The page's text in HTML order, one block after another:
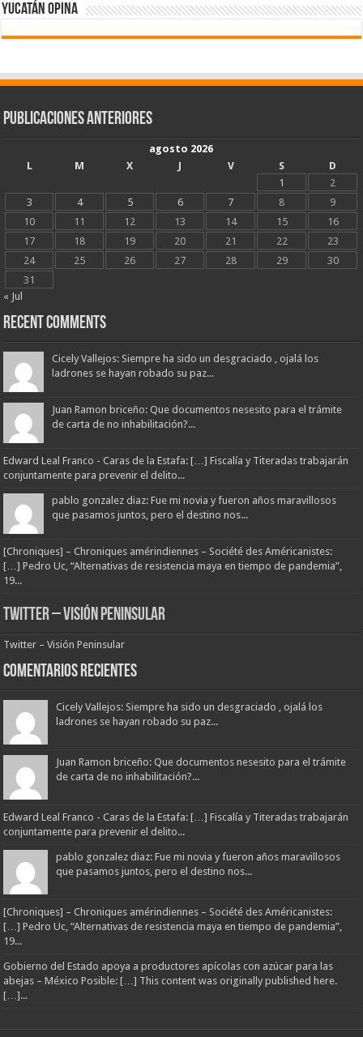
Yucatán Opina
Publicaciones Anteriores
agosto 2026
L
M X J V S
D
1
2
3
4 5 6 7 8
9
10
11 12 13 14 15
16
17
18 19 20 21 22
23
24
25 26 27 28 29
30
31
« Jul
Recent Comments
Cicely Vallejos: Siempre ha sido un desgraciado , ojalá los
ladrones se hayan robado su paz...
Juan Ramon briceño: Que documentos nesesito para el trámite
de carta de no inhabilitación?...
Edward Leal Franco - Caras de la Estafa: […] Fiscalía y Titeradas trabajarán
conjuntamente para prevenir el delito...
pablo gonzalez diaz: Fue mi novia y fueron años maravillosos
que pasamos juntos, pero el destino nos...
[Chroniques] – Chroniques amérindiennes – Société des Américanistes:
[…] Pedro Uc, “Alternativas de resistencia maya en tiempo de pandemia”,
19...
Twitter – Visión Peninsular
Twitter – Visión Peninsular
Comentarios Recientes
Cicely Vallejos: Siempre ha sido un desgraciado , ojalá los
ladrones se hayan robado su paz...
Juan Ramon briceño: Que documentos nesesito para el trámite
de carta de no inhabilitación?...
Edward Leal Franco - Caras de la Estafa: […] Fiscalía y Titeradas trabajarán
conjuntamente para prevenir el delito...
pablo gonzalez diaz: Fue mi novia y fueron años maravillosos
que pasamos juntos, pero el destino nos...
[Chroniques] – Chroniques amérindiennes – Société des Américanistes:
[…] Pedro Uc, “Alternativas de resistencia maya en tiempo de pandemia”,
19...
Gobierno del Estado apoya a productores apícolas con azúcar para las
abejas – México Posible: […] This content was originally published here.
[…]...